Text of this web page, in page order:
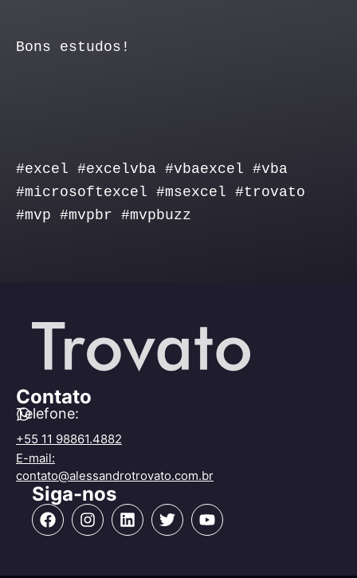
Bons estudos!
#excel #excelvba #vbaexcel #vba
#microsoftexcel #msexcel #trovato
#mvp #mvpbr #mvpbuzz
Contato
Telefone:
+55 11 98861.4882
E-mail:
contato@alessandrotrovato.com.br
Siga-nos